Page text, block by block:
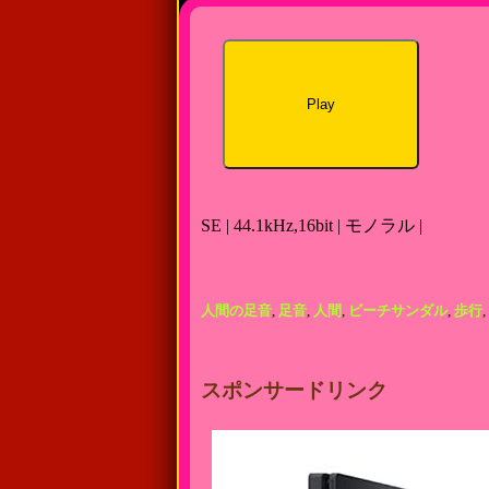
Play
SE | 44.1kHz,16bit | モノラル |
人間の足音, 足音, 人間, ビーチサンダル, 歩行,
スポンサードリンク